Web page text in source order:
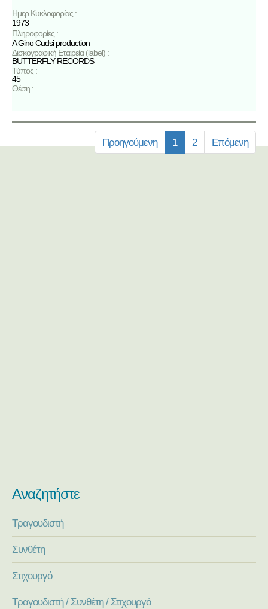
Ημερ.Κυκλοφορίας :
1973
Πληροφορίες :
A Gino Cudsi production
Δισκογραφική Εταιρεία (label) :
BUTTERFLY RECORDS
Τύπος :
45
Θέση :
Προηγούμενη 1 2 Επόμενη
Αναζητήστε
Τραγουδιστή
Συνθέτη
Στιχουργό
Τραγουδιστή / Συνθέτη / Στιχουργό